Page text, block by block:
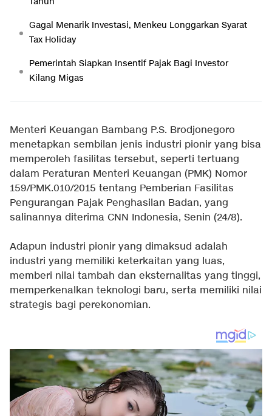
Gagal Menarik Investasi, Menkeu Longgarkan Syarat
Tax Holiday
Pemerintah Siapkan Insentif Pajak Bagi Investor
Kilang Migas
Menteri Keuangan Bambang P.S. Brodjonegoro
menetapkan sembilan jenis industri pionir yang bisa
memperoleh fasilitas tersebut, seperti tertuang
dalam Peraturan Menteri Keuangan (PMK) Nomor
159/PMK.010/2015 tentang Pemberian Fasilitas
Pengurangan Pajak Penghasilan Badan, yang
salinannya diterima CNN Indonesia, Senin (24/8).
Adapun industri pionir yang dimaksud adalah
industri yang memiliki keterkaitan yang luas,
memberi nilai tambah dan eksternalitas yang tinggi,
memperkenalkan teknologi baru, serta memiliki nilai
strategis bagi perekonomian.